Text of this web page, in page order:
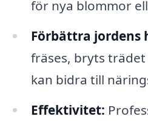
för nya blommor
Förbättra jordens
fräses, bryts
kan bidra till
Effektivitet: